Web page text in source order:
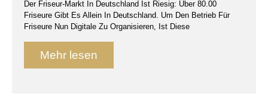
Der Friseur-Markt In Deutschland Ist Riesig: Über 80.00
Friseure Gibt Es Allein In Deutschland. Um Den Betrieb Für
Friseure Nun Digitale Zu Organisieren, Ist Diese
Mehr lesen